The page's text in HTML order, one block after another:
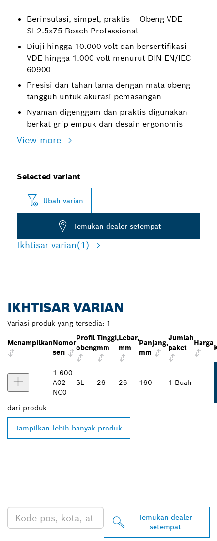
Berinsulasi, simpel, praktis – Obeng VDE
SL2.5x75 Bosch Professional
Diuji hingga 10.000 volt dan bersertifikasi
VDE hingga 1.000 volt menurut DIN EN/IEC
60900
Presisi dan tahan lama dengan mata obeng
tangguh untuk akurasi pemasangan
Nyaman digenggam dan praktis digunakan
berkat grip empuk dan desain ergonomis
View more
Selected variant
Ubah varian
Temukan dealer setempat
Ikhtisar varian(1)
IKHTISAR VARIAN
Variasi produk yang tersedia: 1
MenampilkanNomor
seri
Profil
obeng
Tinggi,
mm
Lebar,
mm
Panjang,
mm
Jumlah
paket
Harga
1 600
A02
NC0
SL 26 26 160 1 Buah
dari produk
Tampilkan lebih banyak produk
Temukan dealer
setempat